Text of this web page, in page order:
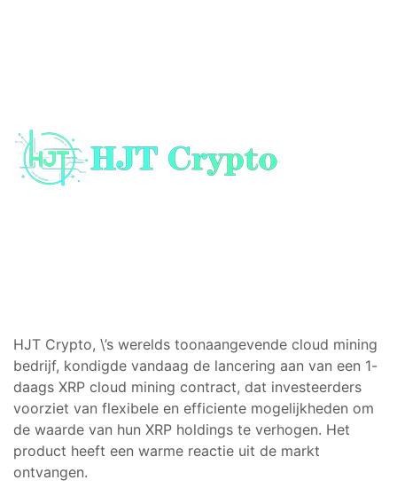
HJT Crypto, \’s werelds toonaangevende cloud mining
bedrijf, kondigde vandaag de lancering aan van een 1-
daags XRP cloud mining contract, dat investeerders
voorziet van flexibele en efficiente mogelijkheden om
de waarde van hun XRP holdings te verhogen. Het
product heeft een warme reactie uit de markt
ontvangen.